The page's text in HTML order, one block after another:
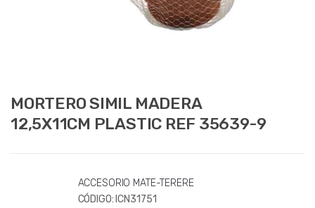
MORTERO SIMIL MADERA
12,5X11CM PLASTIC REF 35639-9
ACCESORIO MATE-TERERE
CÓDIGO: ICN31751